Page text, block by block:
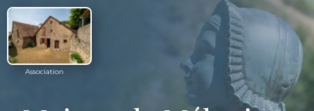
Association